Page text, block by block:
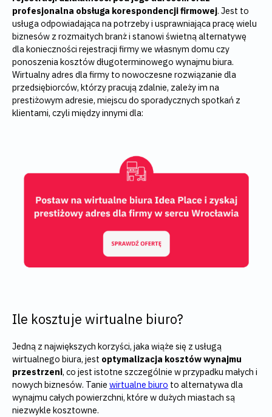
profesjonalna obsługa korespondencji firmowej. Jest to
usługa odpowiadająca na potrzeby i usprawniająca pracę wielu
biznesów z rozmaitych branż i stanowi świetną alternatywę
dla konieczności rejestracji firmy we własnym domu czy
ponoszenia kosztów długoterminowego wynajmu biura.
Wirtualny adres dla firmy to nowoczesne rozwiązanie dla
przedsiębiorców, którzy pracują zdalnie, zależy im na
prestiżowym adresie, miejscu do sporadycznych spotkań z
klientami, czyli między innymi dla:
Ile kosztuje wirtualne biuro?
Jedną z największych korzyści, jaka wiąże się z usługą
wirtualnego biura, jest optymalizacja kosztów wynajmu
przestrzeni, co jest istotne szczególnie w przypadku małych i
nowych biznesów. Tanie wirtualne biuro to alternatywa dla
wynajmu całych powierzchni, które w dużych miastach są
niezwykle kosztowne.